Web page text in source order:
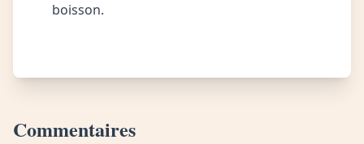
boisson.
Commentaires